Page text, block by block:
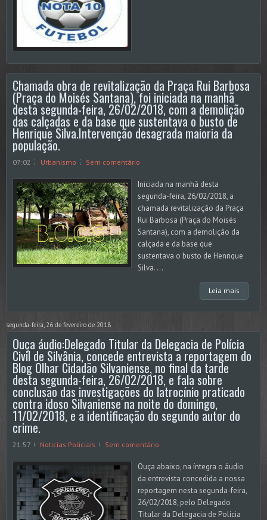
Chamada obra de revitalização da Praça Rui Barbosa
(Praça do Moisés Santana), foi iniciada na manhã
desta segunda-feira, 26/02/2018, com a demolição
das calçadas e da base que sustentava o busto de
Henrique Silva.Intervenção desagrada maioria da
população.
07:02 Urbanismo Sem comentário
Iniciada na manhã desta
segunda-feira, 26/02/2018, a
chamada revitalização da Praça
Rui Barbosa (Praça do Moisés
Santana), com a demolição da
calçada e da base que
sustentava o busto de Henrique
Silva. ...
Leia mais
segunda-feira, 26 de fevereiro de 2018
Ouça áudio:Delegado Titular da Delegacia de Polícia
Civil de Silvânia, concede entrevista a reportagem do
Blog Olhar Cidadão Silvaniense, no final da tarde
desta segunda-feira, 26/02/2018, e fala sobre
conclusão das investigações do latrocínio praticado
contra idoso Silvaniense na noite do domingo,
11/02/2018, e a identificação do segundo autor do
crime.
21:57 Noticias Policiais Sem comentário
Ouça abaixo, na íntegra o áudio
da entrevista concedida a nossa
reportagem nesta segunda-feira,
26/02/2018, pelo Delegado
Titular da Delegacia de Polícia